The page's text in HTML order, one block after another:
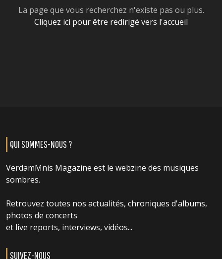
La page que vous recherchez n'existe pas ou plus.
Cliquez ici pour être redirigé vers l'accueil
QUI SOMMES-NOUS ?
VerdamMnis Magazine est le webzine des musiques
sombres.
Retrouvez toutes nos actualités, chroniques d'albums,
photos de concerts
et live reports, interviews, vidéos...
SUIVEZ-NOUS